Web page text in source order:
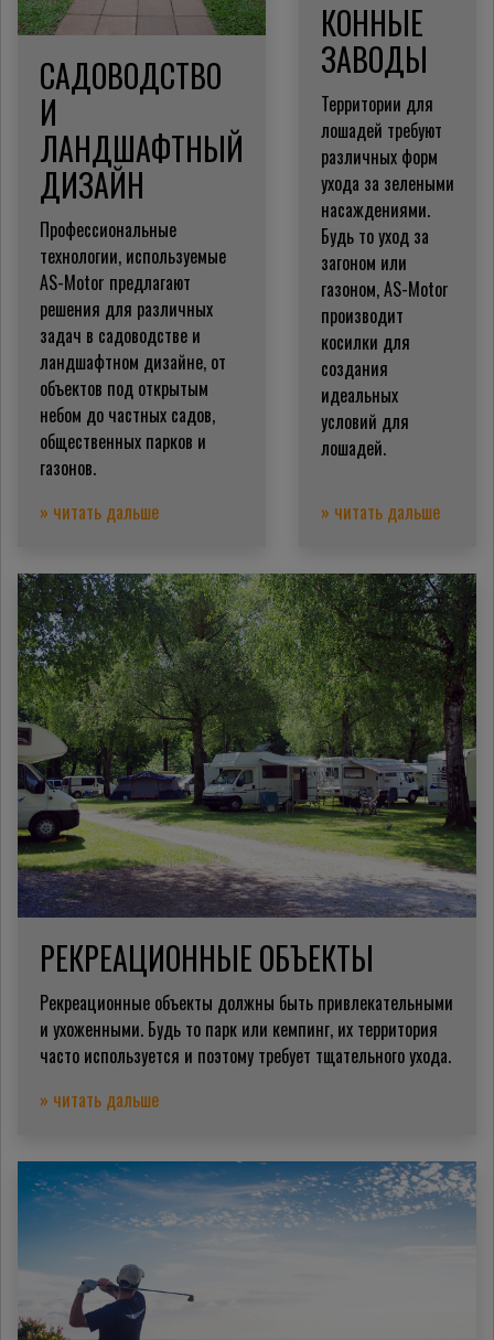
САДОВОДСТВО
И
ЛАНДШАФТНЫЙ
ДИЗАЙН
Профессиональные
технологии, используемые
AS-Motor предлагают
решения для различных
задач в садоводстве и
ландшафтном дизайне, от
объектов под открытым
небом до частных садов,
общественных парков и
газонов.
» читать дальше
КОННЫЕ
ЗАВОДЫ
Территории для
лошадей требуют
различных форм
ухода за зелеными
насаждениями.
Будь то уход за
загоном или
газоном, AS-Motor
производит
косилки для
создания
идеальных
условий для
лошадей.
» читать дальше
РЕКРЕАЦИОННЫЕ ОБЪЕКТЫ
Рекреационные объекты должны быть привлекательными
и ухоженными. Будь то парк или кемпинг, их территория
часто используется и поэтому требует тщательного ухода.
» читать дальше